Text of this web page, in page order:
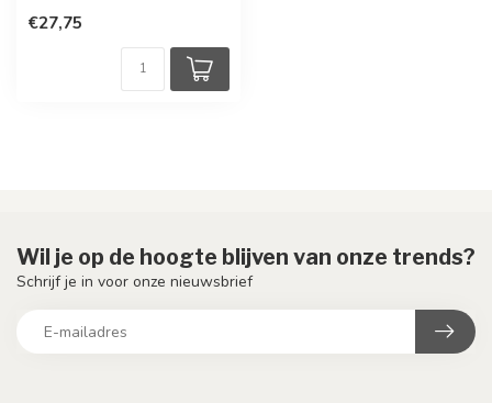
€27,75
Wil je op de hoogte blijven van onze trends?
Schrijf je in voor onze nieuwsbrief